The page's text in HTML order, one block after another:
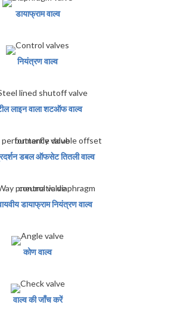
डायाफ्राम वाल्व
नियंत्रण वाल्व
लाइन वाला शटऑफ वाल्व
डबल ऑफसेट तितली वाल्व
डायाफ्राम नियंत्रण वाल्व
कोण वाल्व
वाल्व की जाँच करें